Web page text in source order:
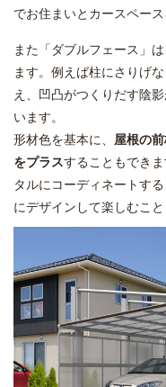
でお住まいとカースペース
また「ダブルフェース」は
ます。例えば柱にさりげ
え、凹凸がつくりだす陰
います。
形材色を基本に、 屋根の
をプラスすることもでき
タルにコーディネートす
にデザインして楽しむこと